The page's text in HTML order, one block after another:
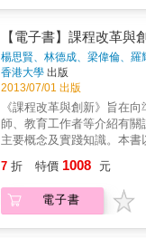
的，勇於挑戰，樂在學習；
任，因著老師的勇於改變，
體。老師打開教室，透過社
的藩籬，充分發揮「實踐創
源共享」的創客精神；一如
麥可楊（Michael Young）
紀教育的不是教學，而是學習。」
影片： 影片1《美國趨勢：動手做，開啟真學
習》 跨國採訪紀實影片，直擊美國下一波教改
到動手實踐，展現解決問題
做」開始，翻轉被動的教室
客自發、主動，成為學習的
「建立一所雲端的學校」，
度越洋採訪可汗學院創辦人
美國數位教育現場，開拓國
思維。本章除「教育的數位
以「擇校世代」角度，從家
發，探討國內另類教育，如
發展，以及能帶給主流教育哪
來的孩子──你的孩子，究竟
索」、「閱讀思考力」、「
「扎根品格力」。透過國際
家訪問，以及多元的教育現
「未來的學校」、與「未來
章，揭櫫究竟什麼才是最值
質。 & ●未來的學習──為什麼孩子從學習中逃
走？ 國內「學習力」大調查結果，提醒我們什
麼？日本佐藤學教授提出的
為什麼值得同屬亞洲的台灣
的改變，各國的評量方式正
學習風貌，應該是什麼樣子
思」、「趨勢與對策」，體
思維。 & ●未來的學校──看見教育的另一種可
能！ 收錄2013年獲得TED Prize Winner的英國
新堡大學教授Sugata Mitra
【電子書】課程改革與
楊思賢、林德成、梁偉倫、羅
香港大學 出版
2013/07/01 出版
《課程改革與創新》旨在
師、教育工作者等介紹有關
主要概念及實踐知識。本書
本理論及概念外，更提供實
課程的參考。為了幫助教師
為實踐，本書各章均加入了
7 折 特價 1008 元
電子書